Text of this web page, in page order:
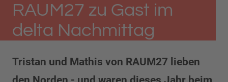
RAUM27 zu Gast im
delta Nachmittag
Tristan und Mathis von RAUM27 lieben